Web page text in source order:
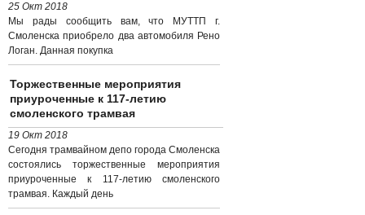
25 Окт 2018
Мы рады сообщить вам, что МУТТП г.
Смоленска приобрело два автомобиля Рено
Логан. Данная покупка
Торжественные мероприятия
приуроченные к 117-летию
смоленского трамвая
19 Окт 2018
Сегодня трамвайном депо города Смоленска
состоялись торжественные мероприятия
приуроченные к 117-летию смоленского
трамвая. Каждый день